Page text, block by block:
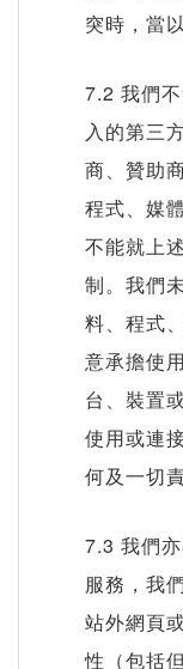
突時，當
7.2 我們
入的第三
商、贊助
程式、媒
不能就上
制。我們
料、程式
意承擔使
台、裝置
使用或連
何及一切責
7.3 我們
服務，我
站外網頁
性（包括